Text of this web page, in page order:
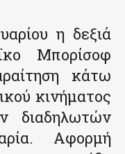
η δεξιά
Μπορίσοφ
κάτω
κινήματος
διαδηλωτών
Αφορμή